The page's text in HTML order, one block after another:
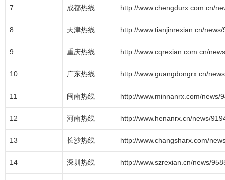
7 成都热线 http://www.chengdurx.com.cn/
8 天津热线 http://www.tianjinrexian.cn/
9 重庆热线 http://www.cqrexian.com.cn/
10 广东热线 http://www.guangdongrx.cn/
11 闽南热线 http://www.minnanrx.com/news/
12 河南热线 http://www.henanrx.cn/news/
13 长沙热线 http://www.changsharx.com/
14 深圳热线 http://www.szrexian.cn/news/